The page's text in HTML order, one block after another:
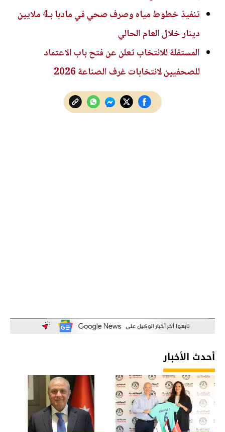
تنفيذ خطوط مياه وصرف صحي في مادبا بـ4 ملايين
دينار خلال العام الحالي
المستقلة للانتخاب تعلن عن فتح باب الاعتماد
للصحفيين لانتخابات غرف الصناعة 2026
أحدث الأخبار